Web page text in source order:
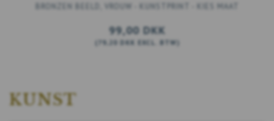
BRONZEN BEELD, VROUW - KUNSTPRINT - KIES MAAT
99,00 DKK
79,20 DKK EXCL. BTW
KUNST